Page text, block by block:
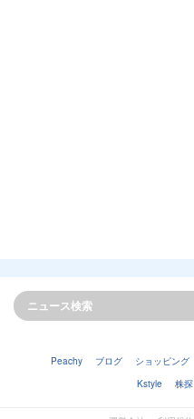
Peachy ブログ ショッピング
Kstyle
株探